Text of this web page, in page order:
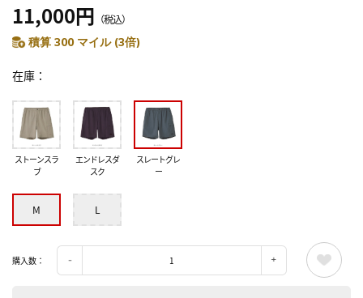
11,000円 （税込）
積算 300 マイル (3倍)
在庫
ストーンスラ
ブ
エンドレスダ
スク
スレートグレ
ー
M L
購入数：